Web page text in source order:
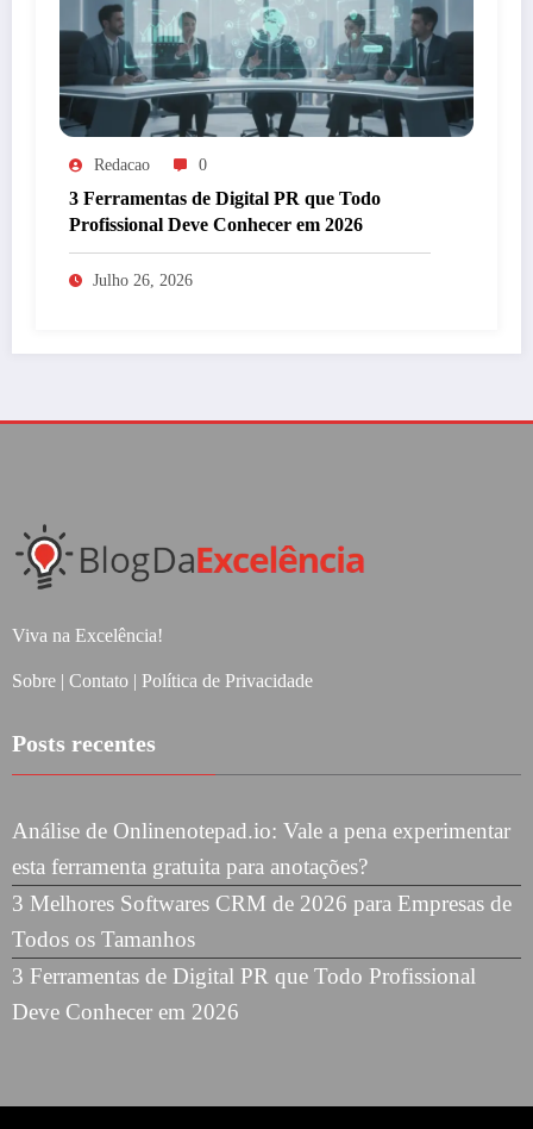
Redacao 0
3 Ferramentas de Digital PR que Todo
Profissional Deve Conhecer em 2026
Julho 26, 2026
Viva na Excelência!
Sobre | Contato | Política de Privacidade
Posts recentes
Análise de Onlinenotepad.io: Vale a pena experimentar
esta ferramenta gratuita para anotações?
3 Melhores Softwares CRM de 2026 para Empresas de
Todos os Tamanhos
3 Ferramentas de Digital PR que Todo Profissional
Deve Conhecer em 2026